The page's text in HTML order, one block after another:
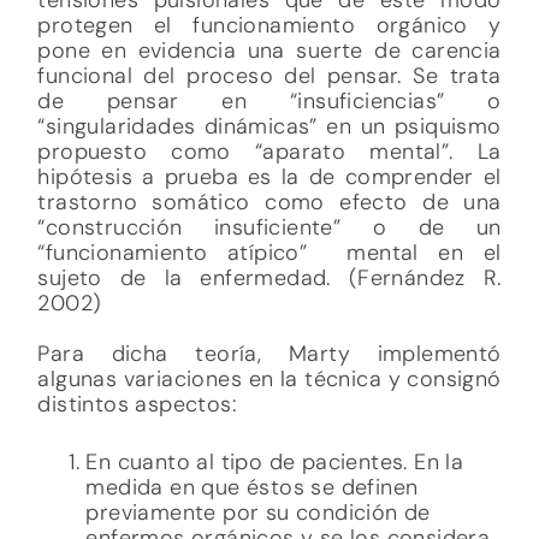
protegen el funcionamiento orgánico y
pone en evidencia una suerte de carencia
funcional del proceso del pensar. Se trata
de pensar en “insuficiencias” o
“singularidades dinámicas” en un psiquismo
propuesto como “aparato mental”. La
hipótesis a prueba es la de comprender el
trastorno somático como efecto de una
“construcción insuficiente” o de un
“funcionamiento atípico” mental en el
sujeto de la enfermedad. (Fernández R.
2002)
Para dicha teoría, Marty implementó
algunas variaciones en la técnica y consignó
distintos aspectos:
En cuanto al tipo de pacientes. En la
medida en que éstos se definen
previamente por su condición de